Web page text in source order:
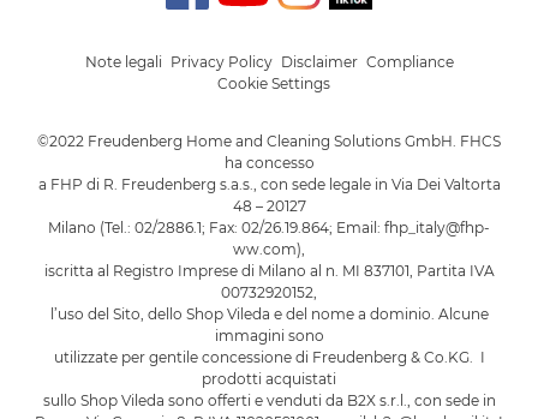
©2022 Freudenberg Home and Cleaning Solutions GmbH. FHCS
ha concesso
a FHP di R. Freudenberg s.a.s., con sede legale in Via Dei Valtorta
48 – 20127
Milano (Tel.: 02/2886.1; Fax: 02/26.19.864; Email: fhp_italy@fhp-
ww.com),
iscritta al Registro Imprese di Milano al n. MI 837101, Partita IVA
00732920152,
l’uso del Sito, dello Shop Vileda e del nome a dominio. Alcune
immagini sono
utilizzate per gentile concessione di Freudenberg & Co.KG. I
prodotti acquistati
sullo Shop Vileda sono offerti e venduti da B2X s.r.l., con sede in
Note legali Privacy Policy Disclaimer Compliance
Cookie Settings